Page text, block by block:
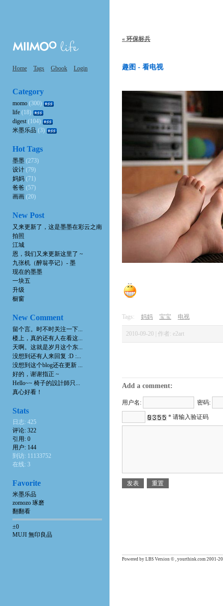
Home Tags Gbook Login
« 环保标兵
趣图 - 看电视
Tags: 妈妈 宝宝 电视
2010-09-20 | 作者: e2art
Add a comment:
用户名: 密码:
* 请输入验证码
Category
momo (300)
life (18)
digest(104)
米墨乐品 (3)
Hot Tags
墨墨 (273)
设计 (79)
妈妈 (71)
爸爸 (57)
画画 (20)
New Post
又来更新了，这是墨墨在彩云之南
拍照
江城
恩，我们又来更新这里了 ~
九张机（醉翁亭记）- 墨
现在的墨墨
一块五
升级
橱窗
New Comment
留个言。时不时关注一下...
楼上，真的还有人在看这...
天啊。这就是岁月这个东...
没想到还有人来回复 :D :...
没想到这个blog还在更新 ...
好的，谢谢指正 ~
Hello~~ 椅子的設計師只...
真心好看！
Stats
日志: 425
评论: 322
引用: 0
用户: 144
到访: 11133752
在线: 3
Favorite
米墨乐品
zomozo 琢磨
翻翻看
±0
MUJI 無印良品
Powered by LBS Version © , yourthink.com 2001-